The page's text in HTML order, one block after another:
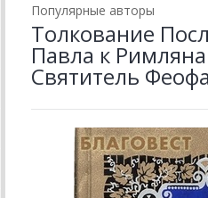
Популярные авторы
Толкование
Павла к
Святитель